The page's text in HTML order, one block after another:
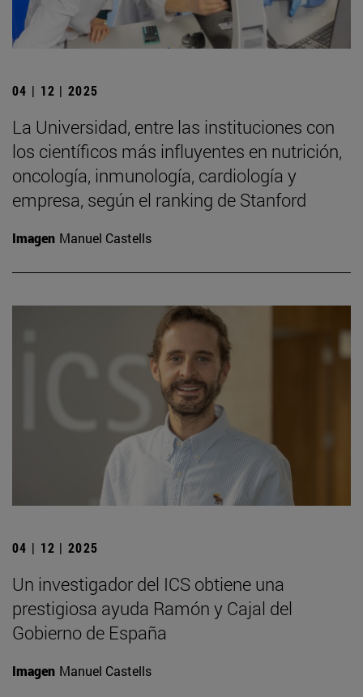
04 | 12 | 2025
La Universidad, entre las instituciones con
los científicos más influyentes en nutrición,
oncología, inmunología, cardiología y
empresa, según el ranking de Stanford
Imagen Manuel Castells
04 | 12 | 2025
Un investigador del ICS obtiene una
prestigiosa ayuda Ramón y Cajal del
Gobierno de España
Imagen Manuel Castells